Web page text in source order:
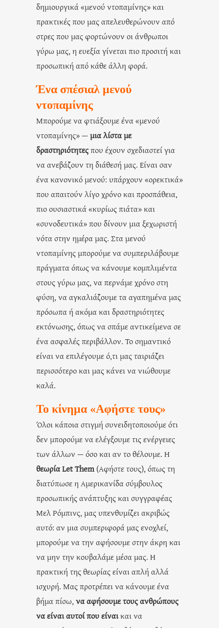
δημιουργικά «μενού ντοπαμίνης» και
πρακτικές που μας απελευθερώνουν από
στρες που μας φορτώνουν οι άνθρωποι
γύρω μας, η ευεξία γίνεται πιο προσιτή και
προσωπική από κάθε άλλη φορά.
Ένα σπέσιαλ μενού
ντοπαμίνης
Μπορούμε να φτιάξουμε ένα «μενού
ντοπαμίνης» —μια λίστα με
δραστηριότητεςπου έχουν σχεδιαστεί για
να ανεβάζουν τη διάθεσή μας. Είναι σαν
ένα κανονικό μενού: υπάρχουν «ορεκτικά»
που απαιτούν λίγο χρόνο και προσπάθεια,
πιο ουσιαστικά «κυρίως πιάτα» και
«συνοδευτικά» που δίνουν μια ξεχωριστή
νότα στην ημέρα μας. Στα μενού
ντοπαμίνης μπορούμε να συμπεριλάβουμε
πράγματα όπως να κάνουμε κομπλιμέντα
στους γύρω μας, να περνάμε χρόνο στη
φύση, να αγκαλιάζουμε τα αγαπημένα μας
πρόσωπα ή ακόμα και δραστηριότητες
εκτόνωσης, όπως να σπάμε αντικείμενα σε
ένα ασφαλές περιβάλλον. Το σημαντικό
είναι να επιλέγουμε ό,τι μας ταιριάζει
περισσότερο και μας κάνει να νιώθουμε
καλά.
Το κίνημα «Αφήστε τους»
Όλοι κάποια στιγμή συνειδητοποιούμε ότι
δεν μπορούμε να ελέγξουμε τις ενέργειες
των άλλων — όσο και αν το θέλουμε. Η
θεωρία Let Them (Αφήστε τους), όπως τη
διατύπωσε η Αμερικανίδα σύμβουλος
προσωπικής ανάπτυξης και συγγραφέας
Μελ Ρόμπινς, μας υπενθυμίζει ακριβώς
αυτό: αν μια συμπεριφορά μας ενοχλεί,
μπορούμε να την αφήσουμε στην άκρη και
να μην την κουβαλάμε μέσα μας. Η
πρακτική της θεωρίας είναι απλή αλλά
ισχυρή. Μας προτρέπει να κάνουμε ένα
βήμα πίσω,να αφήσουμε τους ανθρώπους
να είναι αυτοί που είναικαι να